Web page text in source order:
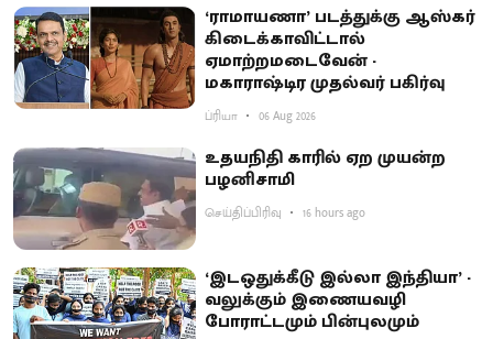
‘ராமாயணா’ படத்துக்கு ஆஸ்கர்
கிடைக்காவிட்டால்
ஏமாற்றமடைவேன் -
மகாராஷ்டிர முதல்வர் பகிர்வு
ப்ரியா 06 Aug 2026
உதயநிதி காரில் ஏற முயன்ற
பழனிசாமி
செய்திப்பிரிவு 16 hours ago
‘இடஒதுக்கீடு இல்லா இந்தியா’ -
வலுக்கும் இணையவழி
போராட்டமும் பின்புலமும்